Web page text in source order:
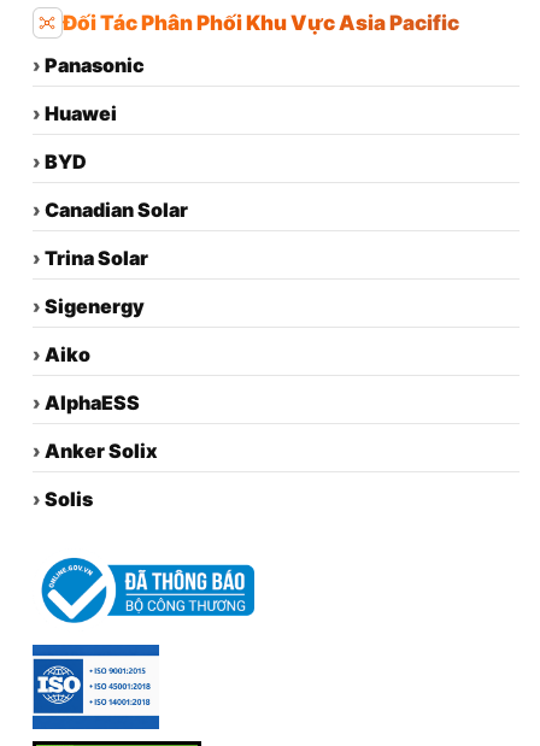
Đối Tác Phân Phối Khu Vực Asia Pacific
› Panasonic
› Huawei
› BYD
› Canadian Solar
› Trina Solar
› Sigenergy
› Aiko
› AlphaESS
› Anker Solix
› Solis